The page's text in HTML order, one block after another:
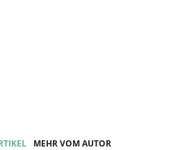
MEHR VOM AUTOR